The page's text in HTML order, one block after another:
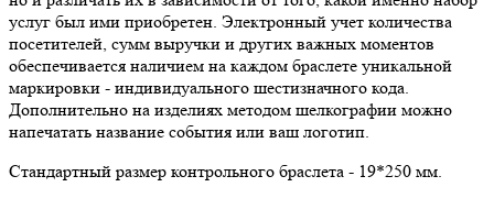
услуг был ими приобретен. Электронный учет количества
посетителей, сумм выручки и других важных моментов
обеспечивается наличием на каждом браслете уникальной
маркировки - индивидуального шестизначного кода.
Дополнительно на изделиях методом шелкографии можно
напечатать название события или ваш логотип.
Стандартный размер контрольного браслета - 19*250 мм.